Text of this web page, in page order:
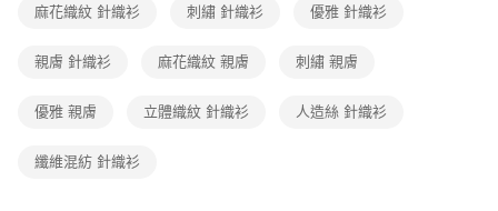
客戶支援中心」https://netprotections.freshdesk.com/support/home
【注意事項】
權轉讓予恩沛科技股份有限公司。
https://aftee.tw/terms/#terms3
每筆NT$200，滿NT$8,000(含以上)免運費
付款後門市自取
麻花織紋 針織衫 刺繡 針織衫 優雅 針織衫
親膚 針織衫 麻花織紋 親膚 刺繡 親膚
優雅 親膚 立體織紋 針織衫 人造絲 針織衫
纖維混紡 針織衫